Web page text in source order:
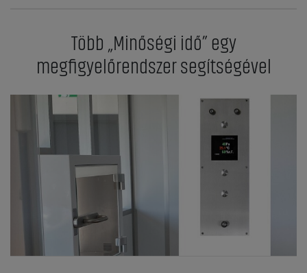
Több „Minőségi idő” egy
megfigyelőrendszer segítségével